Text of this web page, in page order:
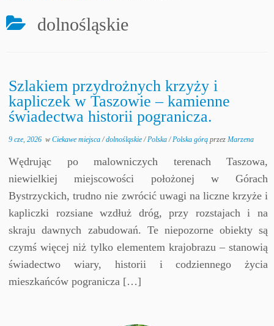
dolnośląskie
Szlakiem przydrożnych krzyży i
kapliczek w Taszowie – kamienne
świadectwa historii pogranicza.
9 cze, 2026 wCiekawe miejsca/dolnośląskie/Polska/Polska górąprzezMarzena
Wędrując po malowniczych terenach Taszowa,
niewielkiej miejscowości położonej w Górach
Bystrzyckich, trudno nie zwrócić uwagi na liczne krzyże i
kapliczki rozsiane wzdłuż dróg, przy rozstajach i na
skraju dawnych zabudowań. Te niepozorne obiekty są
czymś więcej niż tylko elementem krajobrazu – stanowią
świadectwo wiary, historii i codziennego życia
mieszkańców pogranicza […]